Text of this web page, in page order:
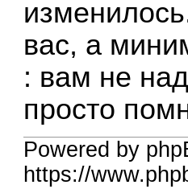
вас, а
: вам не
просто
Powered by
https://